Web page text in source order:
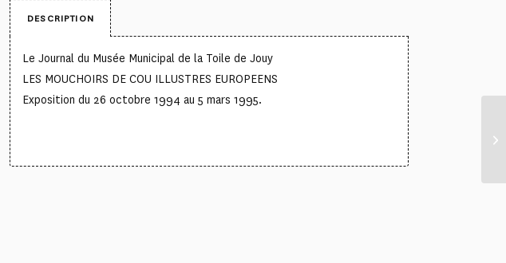
DESCRIPTION
Le Journal du Musée Municipal de la Toile de Jouy
LES MOUCHOIRS DE COU ILLUSTRES EUROPEENS
Exposition du 26 octobre 1994 au 5 mars 1995.